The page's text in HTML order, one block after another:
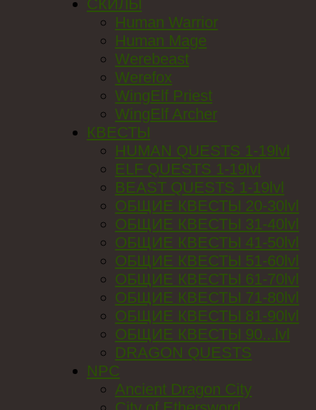
СКИЛЫ
Human Warrior
Human Mage
Werebeast
Werefox
WingElf Priest
WingElf Archer
КВЕСТЫ
HUMAN QUESTS 1-19lvl
ELF QUESTS 1-19lvl
BEAST QUESTS 1-19lvl
ОБЩИЕ КВЕСТЫ 20-30lvl
ОБЩИЕ КВЕСТЫ 31-40lvl
ОБЩИЕ КВЕСТЫ 41-50lvl
ОБЩИЕ КВЕСТЫ 51-60lvl
ОБЩИЕ КВЕСТЫ 61-70lvl
ОБЩИЕ КВЕСТЫ 71-80lvl
ОБЩИЕ КВЕСТЫ 81-90lvl
ОБЩИЕ КВЕСТЫ 90...lvl
DRAGON QUESTS
NPC
Ancient Dragon City